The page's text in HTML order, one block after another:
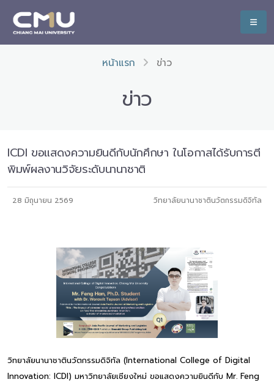
หน้าแรก ข่าว
ข่าว
ICDI ขอแสดงความยินดีกับนักศึกษา ในโอกาสได้รับการตี
พิมพ์ผลงานวิจัยระดับนานาชาติ
28 มิถุนายน 2569 วิทยาลัยนานาชาตินวัตกรรมดิจิทัล
วิทยาลัยนานาชาตินวัตกรรมดิจิทัล (International College of Digital
Innovation: ICDI) มหาวิทยาลัยเชียงใหม่ ขอแสดงความยินดีกับ Mr. Feng